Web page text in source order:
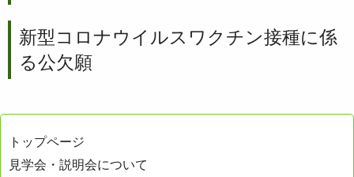
新型コロナウイルスワクチン接種に係
る公欠願
トップページ
見学会・説明会について